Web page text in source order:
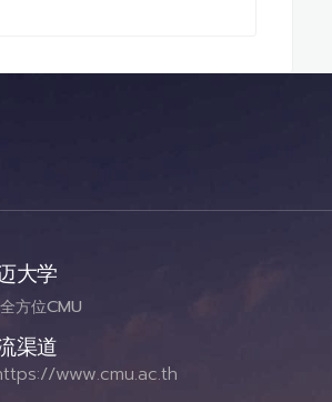
大学
方位CMU
渠道
www.cmu.ac.th